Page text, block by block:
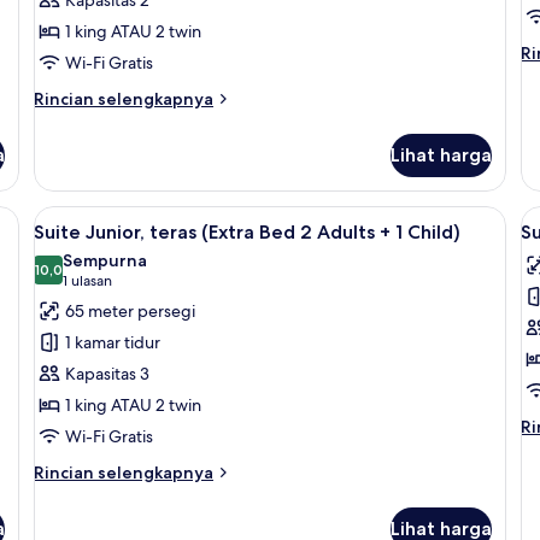
teras
(Premium)
1 king ATAU 2 twin
Wi-Fi Gratis
Rincian selengkapnya
Rincian
Kamar
Grand,
teras
(Premium)
Lihat harga
dan brankas
Lihat
semua
foto
untuk
Suite
Junior,
teras
(Extra
Bed
2
1 kamar tidur, seprai premium,
8
Suite Junior, teras (Extra Bed 2 Adults + 1 Child)
10,010,0 dari 10
Sempurna
1 ulasan
(1
ulasan)
65 meter persegi
1 kamar tidur
Kapasitas 3
1 king ATAU 2 twin
Wi-Fi Gratis
Rincian selengkapnya
Rincian
Lihat harga